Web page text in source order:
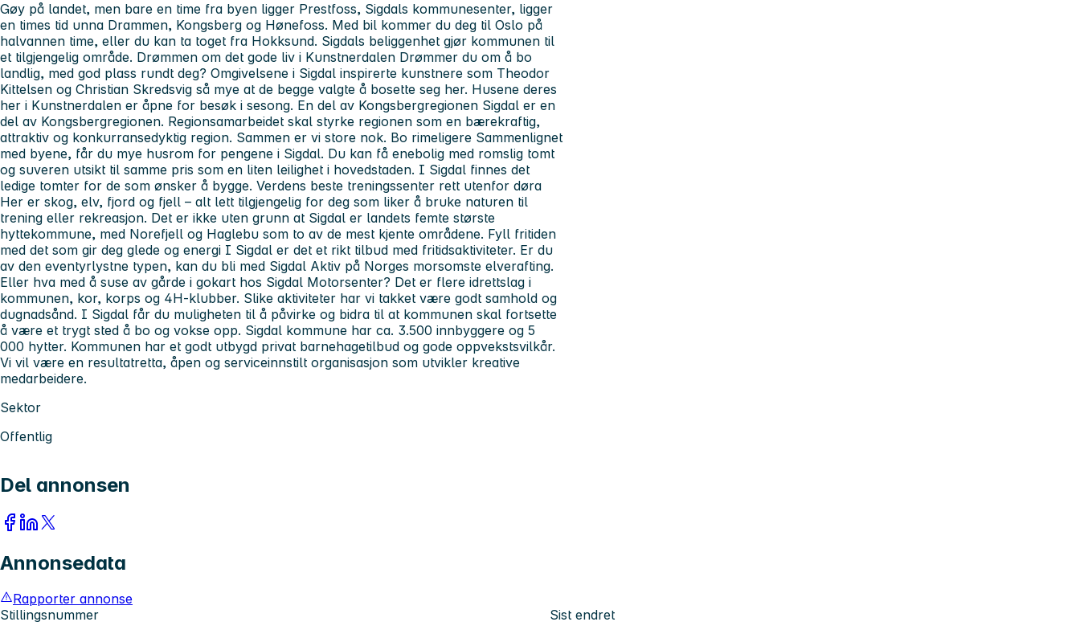
Gøy på landet, men bare en time fra byen ligger Prestfoss, Sigdals kommunesenter, ligger
en times tid unna Drammen, Kongsberg og Hønefoss. Med bil kommer du deg til Oslo på
halvannen time, eller du kan ta toget fra Hokksund. Sigdals beliggenhet gjør kommunen til
et tilgjengelig område. Drømmen om det gode liv i Kunstnerdalen Drømmer du om å bo
landlig, med god plass rundt deg? Omgivelsene i Sigdal inspirerte kunstnere som Theodor
Kittelsen og Christian Skredsvig så mye at de begge valgte å bosette seg her. Husene deres
her i Kunstnerdalen er åpne for besøk i sesong. En del av Kongsbergregionen Sigdal er en
del av Kongsbergregionen. Regionsamarbeidet skal styrke regionen som en bærekraftig,
attraktiv og konkurransedyktig region. Sammen er vi store nok. Bo rimeligere Sammenlignet
med byene, får du mye husrom for pengene i Sigdal. Du kan få enebolig med romslig tomt
og suveren utsikt til samme pris som en liten leilighet i hovedstaden. I Sigdal finnes det
ledige tomter for de som ønsker å bygge. Verdens beste treningssenter rett utenfor døra
Her er skog, elv, fjord og fjell – alt lett tilgjengelig for deg som liker å bruke naturen til
trening eller rekreasjon. Det er ikke uten grunn at Sigdal er landets femte største
hyttekommune, med Norefjell og Haglebu som to av de mest kjente områdene. Fyll fritiden
med det som gir deg glede og energi I Sigdal er det et rikt tilbud med fritidsaktiviteter. Er du
av den eventyrlystne typen, kan du bli med Sigdal Aktiv på Norges morsomste elverafting.
Eller hva med å suse av gårde i gokart hos Sigdal Motorsenter? Det er flere idrettslag i
kommunen, kor, korps og 4H-klubber. Slike aktiviteter har vi takket være godt samhold og
dugnadsånd. I Sigdal får du muligheten til å påvirke og bidra til at kommunen skal fortsette
å være et trygt sted å bo og vokse opp. Sigdal kommune har ca. 3.500 innbyggere og 5
000 hytter. Kommunen har et godt utbygd privat barnehagetilbud og gode oppvekstsvilkår.
Vi vil være en resultatretta, åpen og serviceinnstilt organisasjon som utvikler kreative
medarbeidere.
Sektor
Offentlig
Del annonsen
Annonsedata
Rapporter annonse
Stillingsnummer
Sist endret